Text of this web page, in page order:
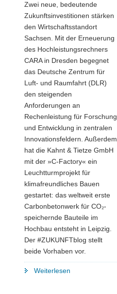
Zwei neue, bedeutende
Zukunftsinvestitionen stärken
den Wirtschaftsstandort
Sachsen. Mit der Erneuerung
des Hochleistungsrechners
CARA in Dresden begegnet
das Deutsche Zentrum für
Luft- und Raumfahrt (DLR)
den steigenden
Anforderungen an
Rechenleistung für Forschung
und Entwicklung in zentralen
Innovationsfeldern. Außerdem
hat die Kahnt & Tietze GmbH
mit der »C-Factory« ein
Leuchtturmprojekt für
klimafreundliches Bauen
gestartet: das weltweit erste
Carbonbetonwerk für CO₂-
speichernde Bauteile im
Hochbau entsteht in Leipzig.
Der #ZUKUNFTblog stellt
beide Vorhaben vor.
Weiterlesen